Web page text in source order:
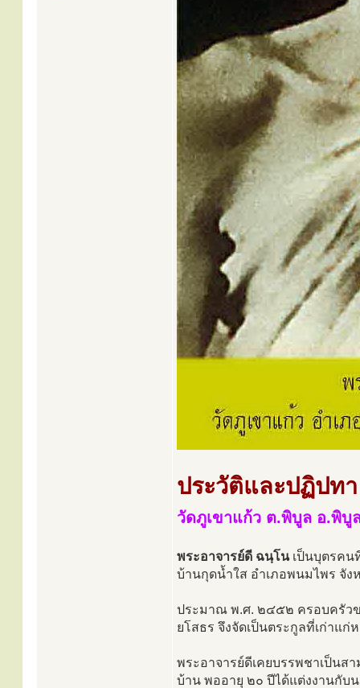
ประวัติและปฏิปท
วัดภูเขาแก้ว ต.พิบูล อ.พิบู
พระอาจารย์ดี ฉนฺโนเป็นบุตรคน
บ้านกุดน้ำใส อำเภอพนมไพร จั
ประมาณ พ.ศ. ๒๔๕๒ ครอบครัวข
ยโสธร จึงจัดเป็นตระกูลที่เก่าแ
พระอาจารย์ดีเคยบรรพชาเป็นส
บ้าน พออายุ ๒๐ ปีได้แต่งงานกับ